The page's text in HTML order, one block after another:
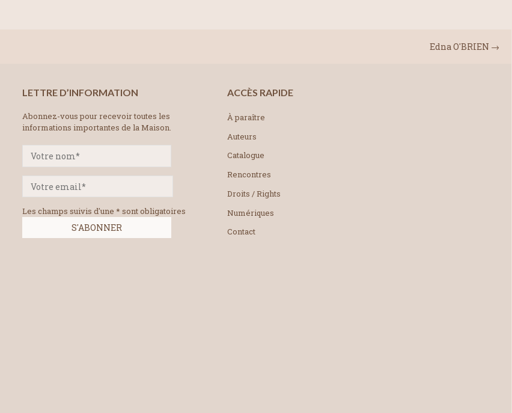
Edna O'BRIEN →
LETTRE D’INFORMATION
Abonnez-vous pour recevoir toutes les
informations importantes de la Maison.
Les champs suivis d'une * sont obligatoires
ACCÈS RAPIDE
À paraître
Auteurs
Catalogue
Rencontres
Droits / Rights
Numériques
Contact